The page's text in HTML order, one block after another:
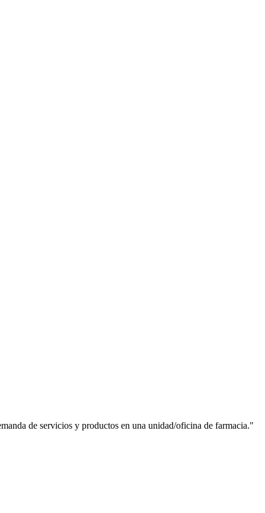
de servicios y productos en una unidad/oficina de farmacia."